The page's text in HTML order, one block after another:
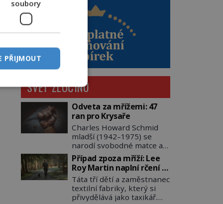
SVĚT ZLOČINU
Odveta za mřížemi: 47
ran pro Krysaře
Charles Howard Schmid
mladší (1942–1975) se
narodí svobodné matce a
adoptují ho provozovatelé
pečovatelského domu
Charles a Katharine
Schmidovi. Synek jim
mnoho radosti nepřinese.
Mezi přáteli v arizonském
Případ zpoza mříží: Lee
Roy Martin naplní rčení o
volání do lesa
Táta tří dětí a zaměstnanec
textilní fabriky, který si
přivydělává jako taxikář.
soubory
PŘIJMOUT